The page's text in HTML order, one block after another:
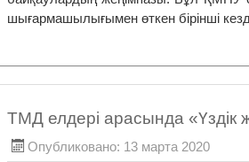
шығармашылығымен өткен бірінші
ТМД елдері арасында «Үздік
Опубликовано: 13 марта 2020